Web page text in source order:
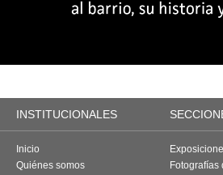
INSTITUCIONALES
Inicio
Quiénes somos
Fotografías